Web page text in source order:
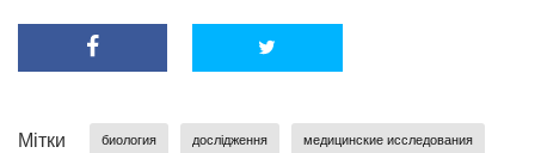
Мітки биология дослідження медицинские исследования